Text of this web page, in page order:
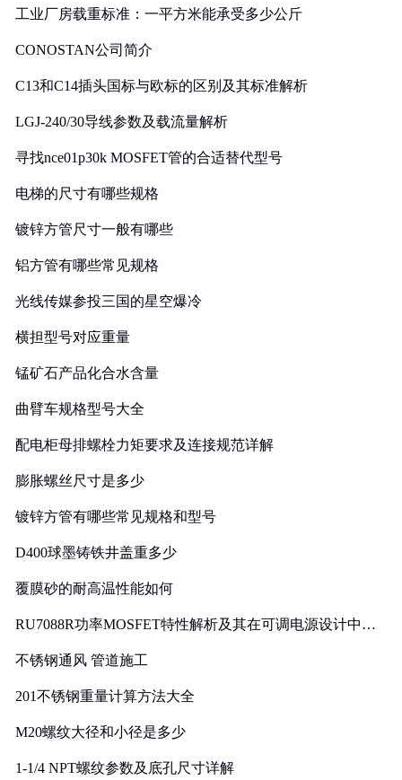
工业厂房载重标准：一平方米能承受多少公斤
CONOSTAN公司简介
C13和C14插头国标与欧标的区别及其标准解析
LGJ-240/30导线参数及载流量解析
寻找nce01p30k MOSFET管的合适替代型号
电梯的尺寸有哪些规格
镀锌方管尺寸一般有哪些
铝方管有哪些常见规格
光线传媒参投三国的星空爆冷
横担型号对应重量
锰矿石产品化合水含量
曲臂车规格型号大全
配电柜母排螺栓力矩要求及连接规范详解
膨胀螺丝尺寸是多少
镀锌方管有哪些常见规格和型号
D400球墨铸铁井盖重多少
覆膜砂的耐高温性能如何
RU7088R功率MOSFET特性解析及其在可调电源设计中的
不锈钢通风 管道施工
201不锈钢重量计算方法大全
M20螺纹大径和小径是多少
1-1/4 NPT螺纹参数及底孔尺寸详解